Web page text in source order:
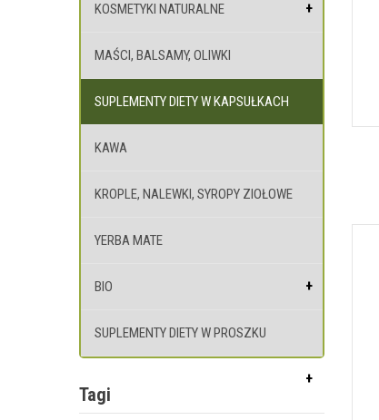
KOSMETYKI NATURALNE
MAŚCI, BALSAMY, OLIWKI
SUPLEMENTY DIETY W KAPSUŁKACH
KAWA
KROPLE, NALEWKI, SYROPY ZIOŁOWE
YERBA MATE
BIO
SUPLEMENTY DIETY W PROSZKU
Tagi